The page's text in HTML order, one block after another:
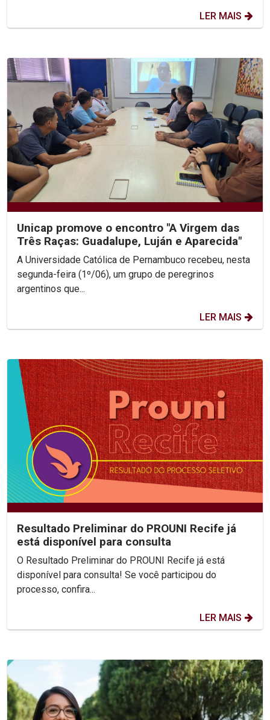
LER MAIS
Unicap promove o encontro "A Virgem das
Três Raças: Guadalupe, Luján e Aparecida"
A Universidade Católica de Pernambuco recebeu, nesta
segunda-feira (1º/06), um grupo de peregrinos
argentinos que...
LER MAIS
Resultado Preliminar do PROUNI Recife já
está disponível para consulta
O Resultado Preliminar do PROUNI Recife já está
disponível para consulta! Se você participou do
processo, confira...
LER MAIS